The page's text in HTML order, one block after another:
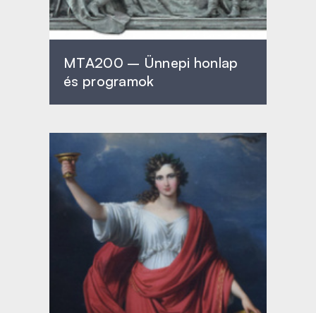
MTA200 – Ünnepi honlap
és programok